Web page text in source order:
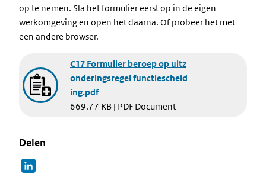
op te nemen. Sla het formulier eerst op in de eigen
werkomgeving en open het daarna. Of probeer het met
een andere browser.
C17 Formulier beroep op uitz
onderingsregel functiescheid
ing.pdf
669.77 KB | PDF Document
Delen